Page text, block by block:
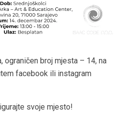
ograničen broj mjesta – 14, na
facebook ili instagram
svoje mjesto!